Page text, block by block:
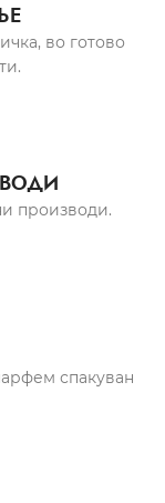
во готово
производи.
спакуван